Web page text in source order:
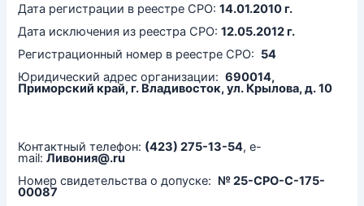
Дата регистрации в реестре СРО:14.01.2010 г.
Дата исключения из реестра СРО:12.05.2012 г.
Регистрационный номер в реестре СРО: 54
Юридический адрес организации:690014,
Приморский край, г. Владивосток, ул. Крылова, д. 10
Контактный телефон: (423) 275-13-54, e-
mail:Ливония@.ru
Номер свидетельства о допуске: № 25-СРО-С-175-
00087